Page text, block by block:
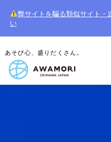
弊サイトを騙る類似サイト・
い
あそび心、盛りだくさん。